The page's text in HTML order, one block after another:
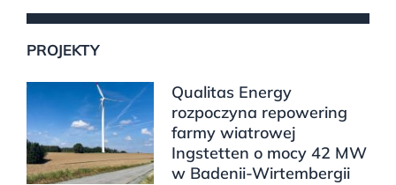
PROJEKTY
Qualitas Energy
rozpoczyna repowering
farmy wiatrowej
Ingstetten o mocy 42 MW
w Badenii-Wirtembergii